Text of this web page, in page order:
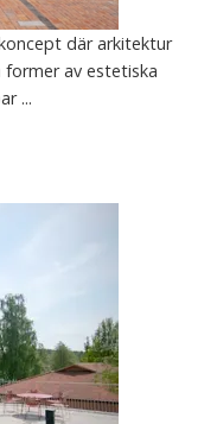
där arkitektur
former av estetiska
...